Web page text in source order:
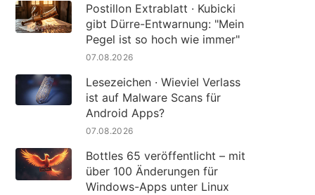
Postillon Extrablatt · Kubicki
gibt Dürre-Entwarnung: "Mein
Pegel ist so hoch wie immer"
07.08.2026
Lesezeichen · Wieviel Verlass
ist auf Malware Scans für
Android Apps?
07.08.2026
Bottles 65 veröffentlicht – mit
über 100 Änderungen für
Windows-Apps unter Linux